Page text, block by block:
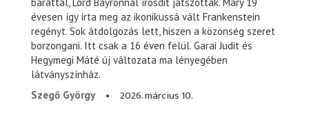
baráttal, Lord Bayronnal írósdit játszottak. Mary 19
évesen így írta meg az ikonikussá vált Frankenstein
regényt. Sok átdolgozás lett, hiszen a közönség szeret
borzongani. Itt csak a 16 éven felül. Garai Judit és
Hegymegi Máté új változata ma lényegében
látványszínház.
Szegő György
2026. március 10.